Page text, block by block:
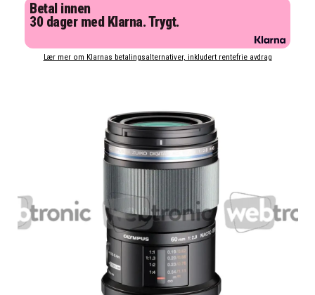
Betal innen
30 dager med Klarna. Trygt.
Lær mer om Klarnas betalingsalternativer, inkludert rentefrie avdrag